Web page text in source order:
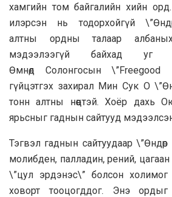
хамгийн том байгалийн хийн
илэрсэн нь тодорхойгүй
алтны ордны талаар
мэдээлээгүй байхад уг
Өмнөд Солонгосын \”Freegood
гүйцэтгэх захирал Мин Сук О
тонн алтны нөөцтэй. Хоёр дахь
ярьсныг гаднын сайтууд
Тэгвэл гаднын сайтуудаар
молибден, палладин, рений,
\”цул эрдэнэс\” болсон
ховорт тооцогддог. Энэ